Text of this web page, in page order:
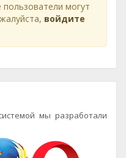
могут
войдите
мы разработали